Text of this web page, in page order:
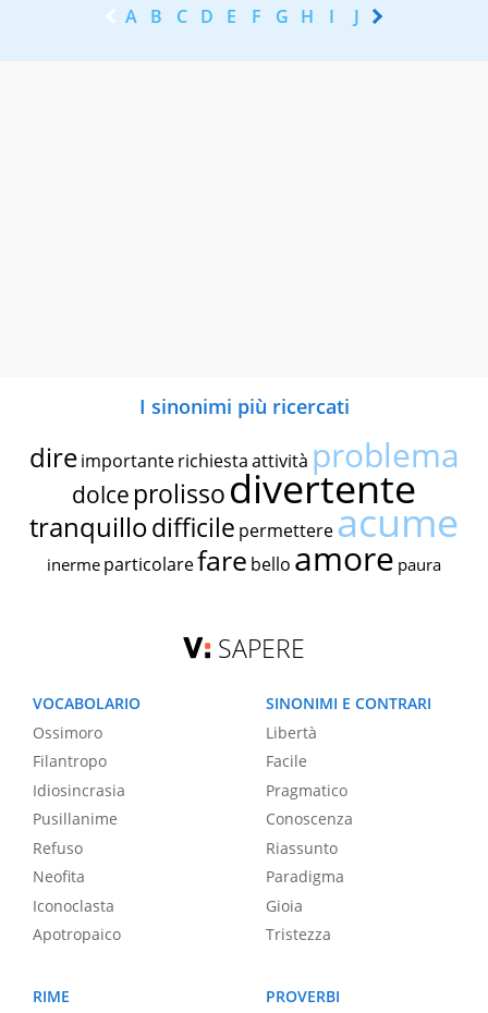
A B C D E F G H I J K
I sinonimi più ricercati
dire importante richiestaattività problema
dolce prolissodivertente
tranquillodifficile permettereacume
inerme particolarefare bello amore paura
SAPERE
VOCABOLARIO
Ossimoro
Filantropo
Idiosincrasia
Pusillanime
Refuso
Neofita
Iconoclasta
Apotropaico
SINONIMI E CONTRARI
Libertà
Facile
Pragmatico
Conoscenza
Riassunto
Paradigma
Gioia
Tristezza
RIME
PROVERBI